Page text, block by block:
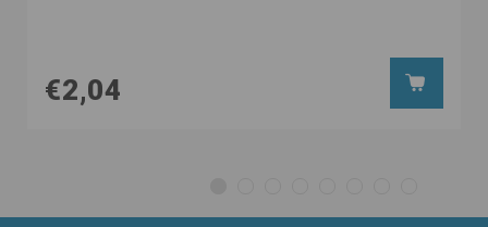
€2,04